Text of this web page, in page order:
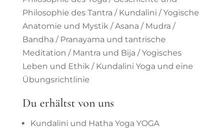
Philosophie des Tantra / Kundalini / Yogische
Anatomie und Mystik / Asana / Mudra /
Bandha / Pranayama und tantrische
Meditation / Mantra und Bija / Yogisches
Leben und Ethik / Kundalini Yoga und eine
Übungsrichtlinie
Du erhältst von uns
Kundalini und Hatha Yoga YOGA